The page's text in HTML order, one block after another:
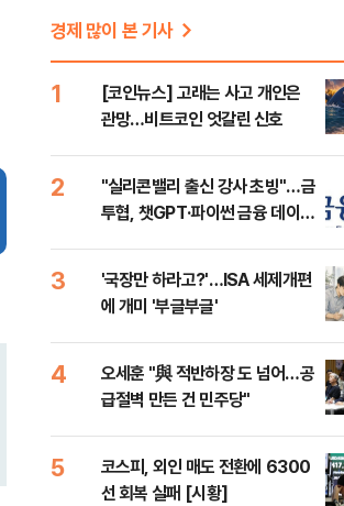
경제 많이 본 기사
1
[코인뉴스] 고래는 사고 개인은
관망…비트코인 엇갈린 신호
2
"실리콘밸리 출신 강사 초빙"…금
투협, 챗GPT·파이썬 금융 데이터
3
'국장만 하라고?'…ISA 세제개편
에 개미 '부글부글'
4
오세훈 "與 적반하장 도 넘어…공
급절벽 만든 건 민주당"
5
코스피, 외인 매도 전환에 6300
선 회복 실패 [시황]